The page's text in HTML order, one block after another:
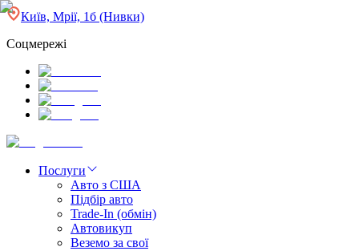
Київ, Мрії, 1б (Нивки)
Соцмережі
Послуги
Авто з США
Підбір авто
Trade-In (обмін)
Автовикуп
Веземо за свої